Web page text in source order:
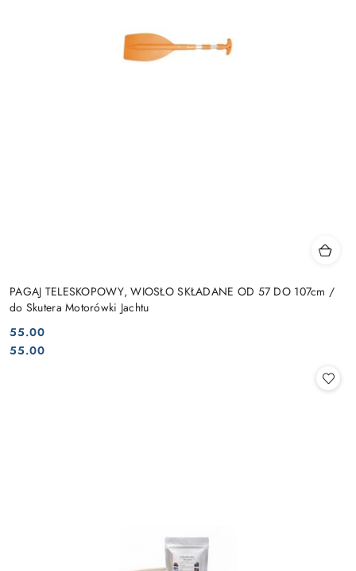
PAGAJ TELESKOPOWY, WIOSŁO SKŁADANE OD 57 DO 107cm /
do Skutera Motorówki Jachtu
Cena:
55.00
Cena:
55.00